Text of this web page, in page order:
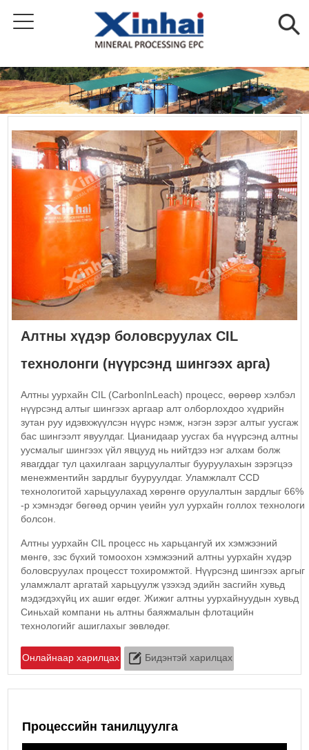
Алтны хүдэр боловсруулах CIL
технолонги (нүүрсэнд шингээх арга)
Алтны уурхайн CIL (CarbonInLeach) процесс, өөрөөр хэлбэл
нүүрсэнд алтыг шингээх аргаар алт олборлохдоо хүдрийн
зутан руу идэвхжүүлсэн нүүрс нэмж, нэгэн зэрэг алтыг уусгаж
бас шингээлт явуулдаг. Цианидаар уусгах ба нүүрсэнд алтны
уусмалыг шингээх үйл явцууд нь нийтдээ нэг алхам болж
явагддаг тул цахилгаан зарцуулалтыг бууруулахын зэрэгцээ
менежментийн зардлыг бууруулдаг. Уламжлалт CCD
технологитой харьцуулахад хөрөнгө оруулалтын зардлыг 66%
-р хэмнэдэг бөгөөд орчин үеийн уул уурхайн голлох технологи
болсон.
Алтны уурхайн CIL процесс нь харьцангуй их хэмжээний
мөнгө, зэс бүхий томоохон хэмжээний алтны уурхайн хүдэр
боловсруулах процесст тохиромжтой. Нүүрсэнд шингээх аргыг
уламжлалт аргатай харьцуулж үзэхэд эдийн засгийн хувьд
мэдэгдэхүйц их ашиг өгдөг. Жижиг алтны уурхайнуудын хувьд
Синьхай компани нь алтны баяжмалын флотацийн
технологийг ашиглахыг зөвлөдөг.
Онлайнаар харилцах Бидэнтэй харилцах
Процессийн танилцуулга